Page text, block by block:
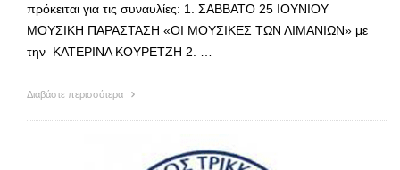
πρόκειται για τις συναυλίες: 1. ΣΑΒΒΑΤΟ 25 ΙΟΥΝΙΟΥ
ΜΟΥΣΙΚΗ ΠΑΡΑΣΤΑΣΗ «ΟΙ ΜΟΥΣΙΚΕΣ ΤΩΝ ΛΙΜΑΝΙΩΝ» με
την ΚΑΤΕΡΙΝΑ ΚΟΥΡΕΤΖΗ 2. …
Διαβάστε περισσότερα